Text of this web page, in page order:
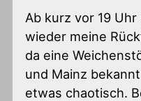
Ab kurz vor 19
wieder meine
da eine
und Mainz
etwas chaotisch.